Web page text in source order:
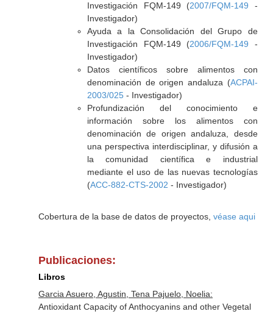
Investigación FQM-149 (2007/FQM-149 -
Investigador)
Ayuda a la Consolidación del Grupo de
Investigación FQM-149 (2006/FQM-149 -
Investigador)
Datos científicos sobre alimentos con
denominación de origen andaluza (ACPAI-
2003/025- Investigador)
Profundización del conocimiento e
información sobre los alimentos con
denominación de origen andaluza, desde
una perspectiva interdisciplinar, y difusión a
la comunidad científica e industrial
mediante el uso de las nuevas tecnologías
(ACC-882-CTS-2002 - Investigador)
Cobertura de la base de datos de proyectos, véase aqui
Publicaciones:
Libros
Garcia Asuero, Agustin, Tena Pajuelo, Noelia:
Antioxidant Capacity of Anthocyanins and other Vegetal